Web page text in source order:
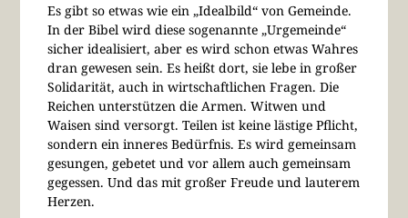
Es gibt so etwas wie ein „Idealbild“ von Gemeinde.
In der Bibel wird diese sogenannte „Urgemeinde“
sicher idealisiert, aber es wird schon etwas Wahres
dran gewesen sein. Es heißt dort, sie lebe in großer
Solidarität, auch in wirtschaftlichen Fragen. Die
Reichen unterstützen die Armen. Witwen und
Waisen sind versorgt. Teilen ist keine lästige Pflicht,
sondern ein inneres Bedürfnis. Es wird gemeinsam
gesungen, gebetet und vor allem auch gemeinsam
gegessen. Und das mit großer Freude und lauterem
Herzen.